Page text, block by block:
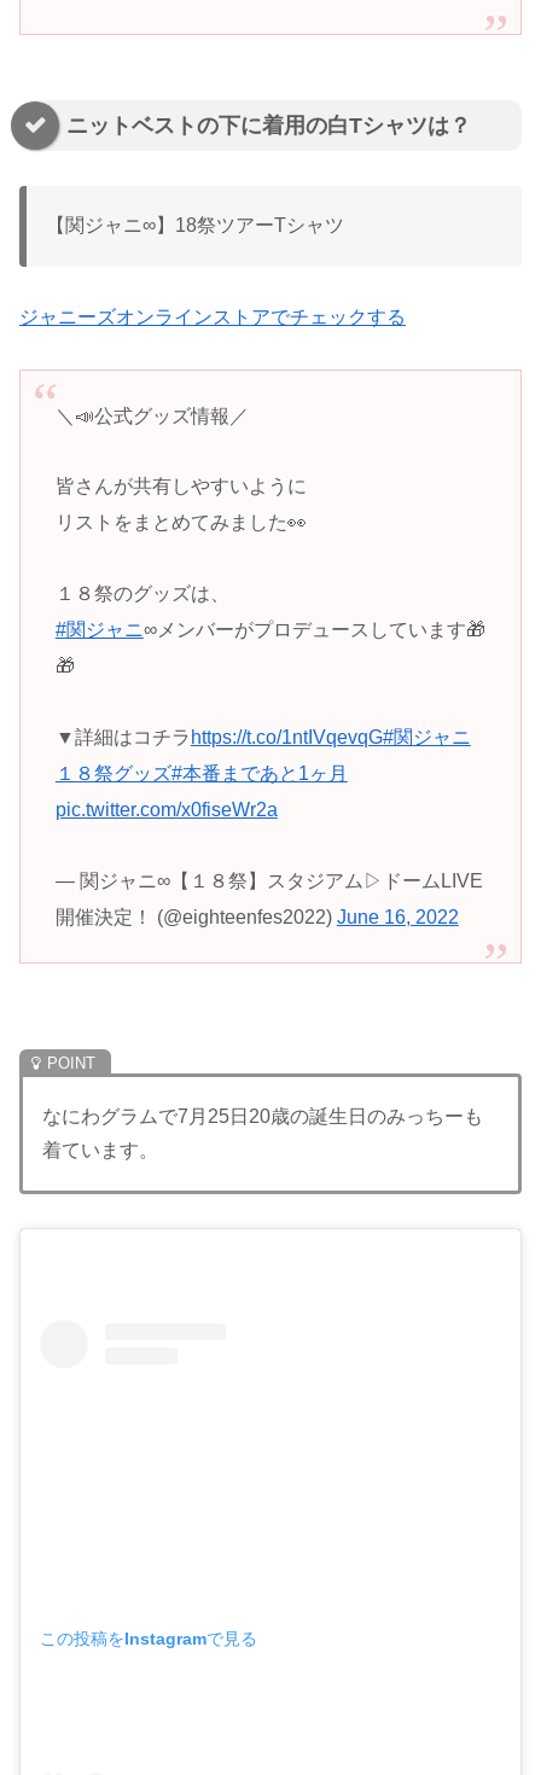
ニットベストの下に着用の白Tシャツは？
【関ジャニ∞】18祭ツアーTシャツ
ジャニーズオンラインストアでチェックする
＼📣公式グッズ情報／
皆さんが共有しやすいように
リストをまとめてみました👀
１８祭のグッズは、
#関ジャニ∞メンバーがプロデュースしています🎁
🎁
▼詳細はコチラ https://t.co/1ntIVqevqG#関ジャニ
１８祭グッズ#本番まであと1ヶ月
pic.twitter.com/x0fiseWr2a
— 関ジャニ∞【１８祭】スタジアム▷ドームLIVE
開催決定！ (@eighteenfes2022) June 16, 2022
なにわグラムで7月25日20歳の誕生日のみっちーも
着ています。
この投稿をInstagramで見る